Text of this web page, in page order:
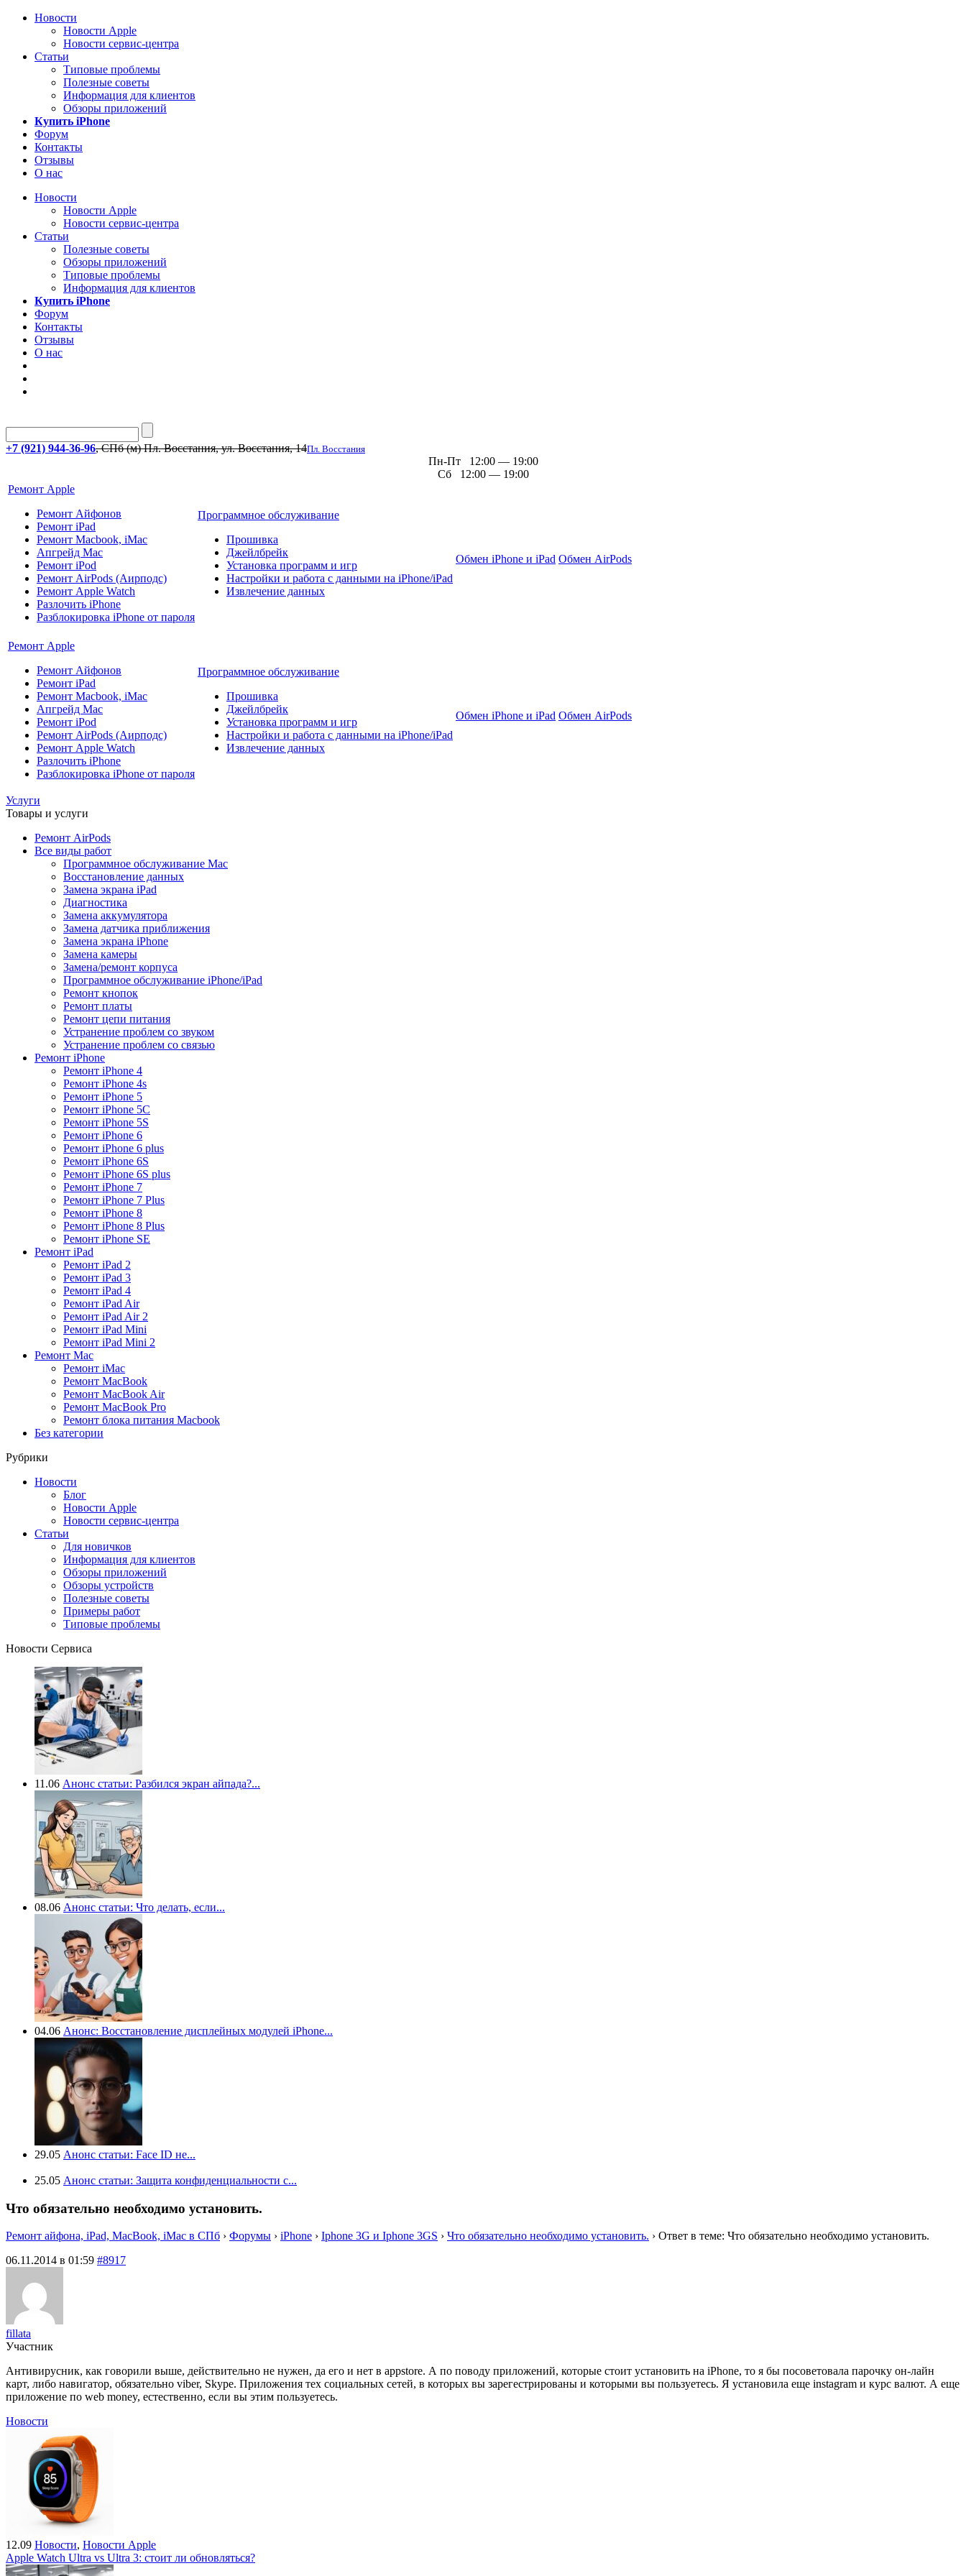
Новости
Новости Apple
Новости сервис-центра
Статьи
Типовые проблемы
Полезные советы
Информация для клиентов
Обзоры приложений
Купить iPhone
Форум
Контакты
Отзывы
О нас
Новости
Новости Apple
Новости сервис-центра
Статьи
Полезные советы
Обзоры приложений
Типовые проблемы
Информация для клиентов
Купить iPhone
Форум
Контакты
Отзывы
О нас
+7 (921) 944-36-96, СПб (м) Пл. Восстания, ул. Восстания, 14Пл. Восстания
Пн-Пт 12:00 — 19:00
Сб 12:00 — 19:00
Ремонт Apple
Ремонт Айфонов
Ремонт iPad
Ремонт Macbook, iMac
Апгрейд Mac
Ремонт iPod
Ремонт AirPods (Аирподс)
Ремонт Apple Watch
Разлочить iPhone
Разблокировка iPhone от пароля
Программное обслуживание
Прошивка
Джейлбрейк
Установка программ и игр
Настройки и работа с данными на iPhone/iPad
Извлечение данных
Обмен iPhone и iPad Обмен AirPods
Ремонт Apple
Ремонт Айфонов
Ремонт iPad
Ремонт Macbook, iMac
Апгрейд Mac
Ремонт iPod
Ремонт AirPods (Аирподс)
Ремонт Apple Watch
Разлочить iPhone
Разблокировка iPhone от пароля
Программное обслуживание
Прошивка
Джейлбрейк
Установка программ и игр
Настройки и работа с данными на iPhone/iPad
Извлечение данных
Обмен iPhone и iPad Обмен AirPods
Услуги
Товары и услуги
Ремонт AirPods
Все виды работ
Программное обслуживание Mac
Восстановление данных
Замена экрана iPad
Диагностика
Замена аккумулятора
Замена датчика приближения
Замена экрана iPhone
Замена камеры
Замена/ремонт корпуса
Программное обслуживание iPhone/iPad
Ремонт кнопок
Ремонт платы
Ремонт цепи питания
Устранение проблем со звуком
Устранение проблем со связью
Ремонт iPhone
Ремонт iPhone 4
Ремонт iPhone 4s
Ремонт iPhone 5
Ремонт iPhone 5C
Ремонт iPhone 5S
Ремонт iPhone 6
Ремонт iPhone 6 plus
Ремонт iPhone 6S
Ремонт iPhone 6S plus
Ремонт iPhone 7
Ремонт iPhone 7 Plus
Ремонт iPhone 8
Ремонт iPhone 8 Plus
Ремонт iPhone SE
Ремонт iPad
Ремонт iPad 2
Ремонт iPad 3
Ремонт iPad 4
Ремонт iPad Air
Ремонт iPad Air 2
Ремонт iPad Mini
Ремонт iPad Mini 2
Ремонт Mac
Ремонт iMac
Ремонт MacBook
Ремонт MacBook Air
Ремонт MacBook Pro
Ремонт блока питания Macbook
Без категории
Рубрики
Новости
Блог
Новости Apple
Новости сервис-центра
Статьи
Для новичков
Информация для клиентов
Обзоры приложений
Обзоры устройств
Полезные советы
Примеры работ
Типовые проблемы
Новости Сервиса
11.06 Анонс статьи: Разбился экран айпада?...
08.06 Анонс статьи: Что делать, если...
04.06 Анонс: Восстановление дисплейных модулей iPhone...
29.05 Анонс статьи: Face ID не...
25.05 Анонс статьи: Защита конфиденциальности с...
Что обязательно необходимо установить.
Ремонт айфона, iPad, MacBook, iMac в СПб › Форумы › iPhone › Iphone 3G и Iphone 3GS › Что обязательно необходимо установить. › Ответ в теме: Что обязательно необходимо установить.
06.11.2014 в 01:59 #8917
fillata
Участник
Антивирусник, как говорили выше, действительно не нужен, да его и нет в appstore. А по поводу приложений, которые стоит установить на iPhone, то я бы посоветовала парочку он-лайн
карт, либо навигатор, обязательно viber, Skype. Приложения тех социальных сетей, в которых вы зарегестрированы и которыми вы пользуетесь. Я установила еще instagram и курс валют. А еще
приложение по web money, естественно, если вы этим пользуетесь.
Новости
12.09 Новости, Новости Apple
Apple Watch Ultra vs Ultra 3: стоит ли обновляться?